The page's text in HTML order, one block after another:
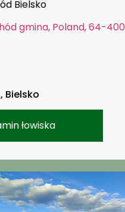
Bielsko
gmina, Poland, 64-400
Bielsko
łowiska